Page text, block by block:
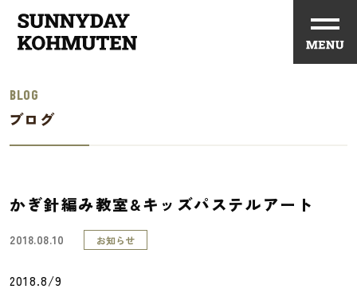
BLOG
ブログ
かぎ針編み教室&キッズパステルアート
2018.08.10 お知らせ
2018.8/9